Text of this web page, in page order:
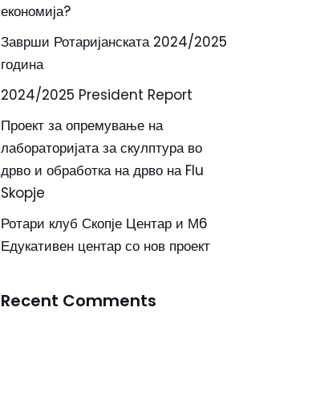
економија?
Заврши Ротаријанската 2024/2025
година
2024/2025 President Report
Проект за опремување на
лабораторијата за скулптура во
дрво и обработка на дрво на Flu
Skopje
Ротари клуб Скопје Центар и М6
Едукативен центар со нов проект
Recent Comments